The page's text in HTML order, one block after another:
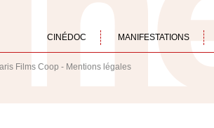
CINÉDOC MANIFESTATIONS
Films Coop - Mentions légales